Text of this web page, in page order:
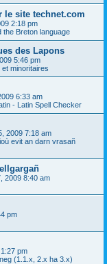
le site technet.com
2:18 pm
the Breton language
des Lapons
5:46 pm
minoritaires
6:33 am
- Latin Spell Checker
2009 7:18 am
evit an darn vrasañ
2009 8:40 am
pm
pm
(1.1.x, 2.x ha 3.x)